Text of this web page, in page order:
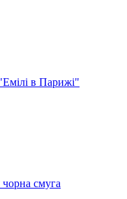
в Парижі"
смуга